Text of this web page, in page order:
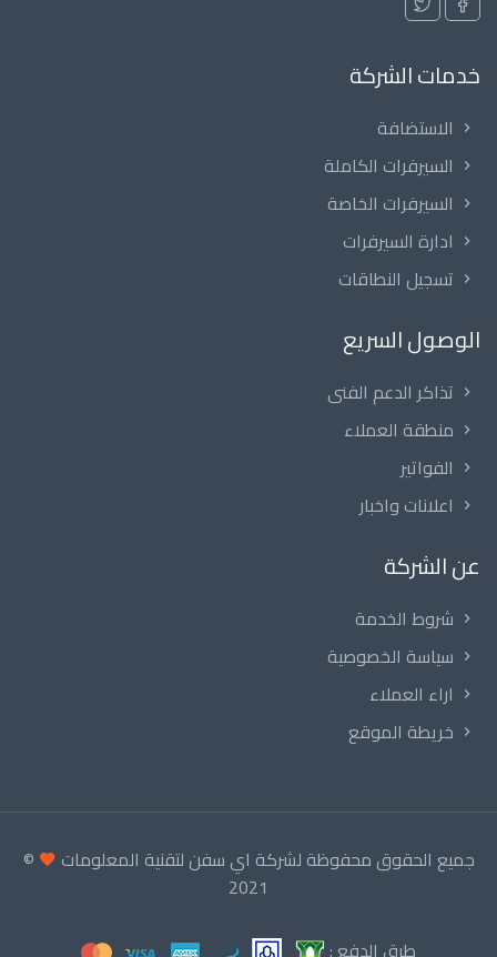
خدمات الشركة
الاستضافة
السيرفرات الكاملة
السيرفرات الخاصة
ادارة السيرفرات
تسجيل النطاقات
الوصول السريع
تذاكر الدعم الفنى
منطقة العملاء
الفواتير
اعلانات واخبار
عن الشركة
شروط الخدمة
سياسة الخصوصية
اراء العملاء
خريطة الموقع
جميع الحقوق محفوظة لشركة اي سفن لتقنية المعلومات
©
2021
طرق الدفع :